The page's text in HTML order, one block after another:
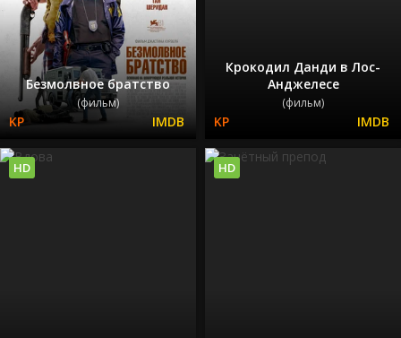
Безмолвное братство
(фильм)
Крокодил Данди в Лос-
Анджелесе
(фильм)
HD HD